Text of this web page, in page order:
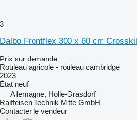
3
Dalbo Frontflex 300 x 60 cm Crosskil
Prix sur demande
Rouleau agricole - rouleau cambridge
2023
État neuf
Allemagne, Holle-Grasdorf
Raiffeisen Technik Mitte GmbH
Contacter le vendeur